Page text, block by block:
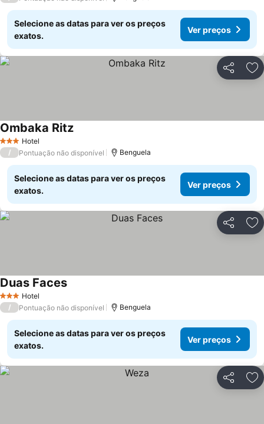
Selecione as datas para ver os preços
exatos.
Ver preços
Partilhar
3 EstrelasHotel
Ombaka RitzVer preços
/ Pontuação não disponível Benguela
Selecione as datas para ver os preços
exatos.
Ver preços
Partilhar
3 EstrelasHotel
Duas FacesVer preços
/ Pontuação não disponível Benguela
Selecione as datas para ver os preços
exatos.
Ver preços
Partilhar